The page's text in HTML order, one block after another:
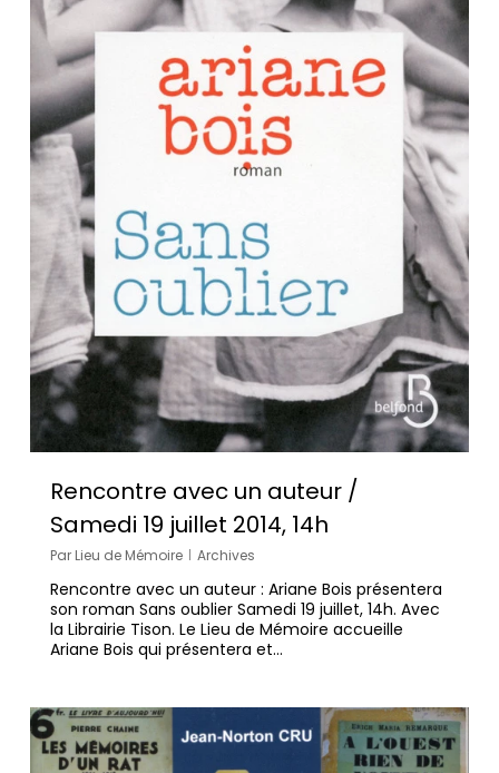
Rencontre avec un auteur /
Samedi 19 juillet 2014, 14h
Par Lieu de Mémoire Archives
Rencontre avec un auteur : Ariane Bois présentera
son roman Sans oublier Samedi 19 juillet, 14h. Avec
la Librairie Tison. Le Lieu de Mémoire accueille
Ariane Bois qui présentera et…